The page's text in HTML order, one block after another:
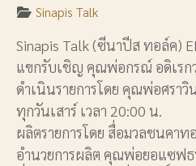
Sinapis Talk
Sinapis Talk (ซีนาปีส ทอล์ค)
แขกรับเชิญ คุณพ่อกรณ์ อดิเรก
ดำเนินรายการโดย คุณพ่อศราวิ
ทุกวันเสาร์ เวลา 20:00 น.
ผลิตรายการโดย สื่อมวลชนคา
อำนวยการผลิต คุณพ่อยอแซ